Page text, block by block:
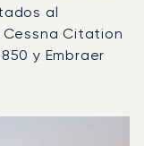
al
Citation
y Embraer